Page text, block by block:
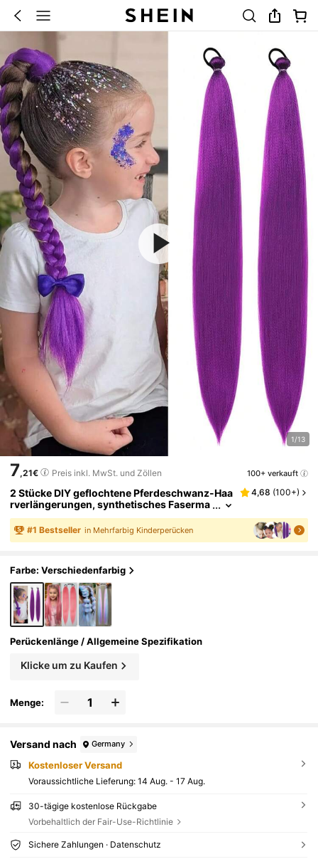
1/13
7,21€ Preis inkl. MwSt. und Zöllen 100+ verkauft
2 Stücke DIY geflochtene Pferdeschwanz-Haa
rverlängerungen, synthetisches Faserma
terial, umwickelte geflochtene Haarverlän
gerungen mit Haargummis, Kinder-Haargum
mis Haarringe
4,68 (100+)
#1 Bestseller in Mehrfarbig Kinderperücken
Farbe: Verschiedenfarbig
Perückenlänge / Allgemeine Spezifikation
Klicke um zu Kaufen
Menge:
Versand nach Germany
Kostenloser Versand
Voraussichtliche Lieferung: 14 Aug. - 17 Aug.
30-tägige kostenlose Rückgabe
Vorbehaltlich der Fair-Use-Richtlinie
Sichere Zahlungen · Datenschutz